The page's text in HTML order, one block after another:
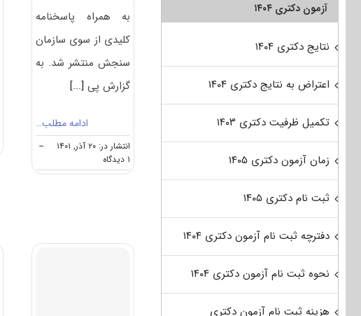
به همراه پاسخنامه
کلیدی از سوی سازمان
سنجش منتشر شد. به
گزارش پی[...]
ادامه مطلب…
انتشار در: ۲۰ آذر, ۱۴۰۱
--
۱ دیدگاه
on
سوالات
آزمون دکتری ۱۴۰۴
نتایج دکتری ۱۴۰۴
اعتراض به نتایج دکتری ۱۴۰۴
تکمیل ظرفیت دکتری ۱۴۰۳
زمان آزمون دکتری ۱۴۰۵
ثبت نام دکتری ۱۴۰۵
دفترچه ثبت نام آزمون دکتری ۱۴۰۴
نحوه ثبت نام آزمون دکتری ۱۴۰۴
هزینه ثبت نام آزمون دکتری